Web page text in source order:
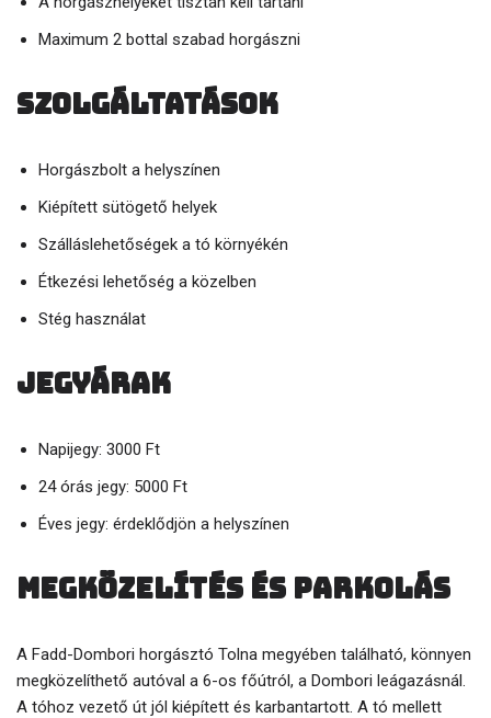
Maximum 2 bottal szabad horgászni
Szolgáltatások
Horgászbolt a helyszínen
Kiépített sütögető helyek
Szálláslehetőségek a tó környékén
Étkezési lehetőség a közelben
Stég használat
Jegyárak
Napijegy: 3000 Ft
24 órás jegy: 5000 Ft
Éves jegy: érdeklődjön a helyszínen
Megközelítés és parkolás
A Fadd-Dombori horgásztó Tolna megyében található, könnyen
megközelíthető autóval a 6-os főútról, a Dombori leágazásnál.
A tóhoz vezető út jól kiépített és karbantartott. A tó mellett